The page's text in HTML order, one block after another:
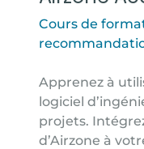
Cours de
Apprenez à
logiciel
projets.
d’Airzone à